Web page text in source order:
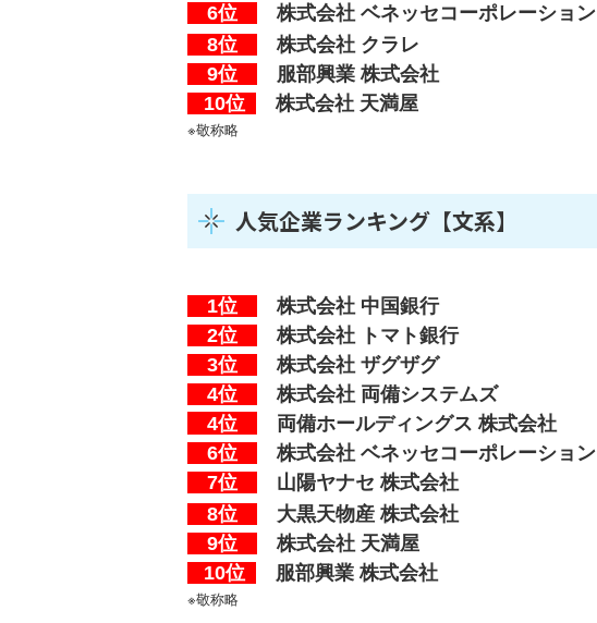
6位
株式会社 ベネッセコーポレーション
8位
株式会社 クラレ
9位
服部興業 株式会社
10位
株式会社 天満屋
※敬称略
人気企業ランキング【文系】
1位 株式会社 中国銀行
2位
株式会社 トマト銀行
3位
株式会社 ザグザグ
4位
株式会社 両備システムズ
4位
両備ホールディングス 株式会社
6位
株式会社 ベネッセコーポレーション
7位
山陽ヤナセ 株式会社
8位
大黒天物産 株式会社
9位
株式会社 天満屋
10位
服部興業 株式会社
※敬称略